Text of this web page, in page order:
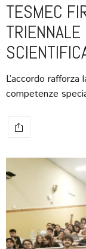
TESMEC
L’accordo
competenze